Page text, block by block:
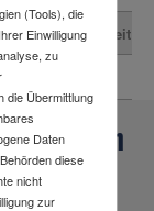
Zur Zeit
zu den
Ridern
(Tools), die
Einwilligung
zu
die Übermittlung
Daten
diese
nicht
zur